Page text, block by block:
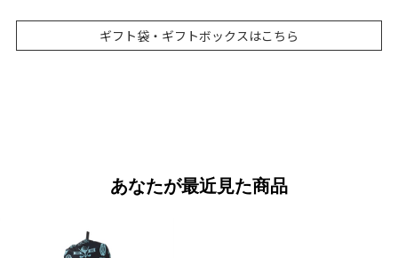
ギフト袋・ギフトボックスはこちら
あなたが最近見た商品